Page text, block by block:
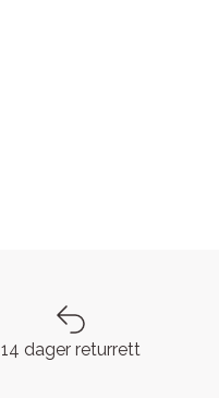
14 dager returrett